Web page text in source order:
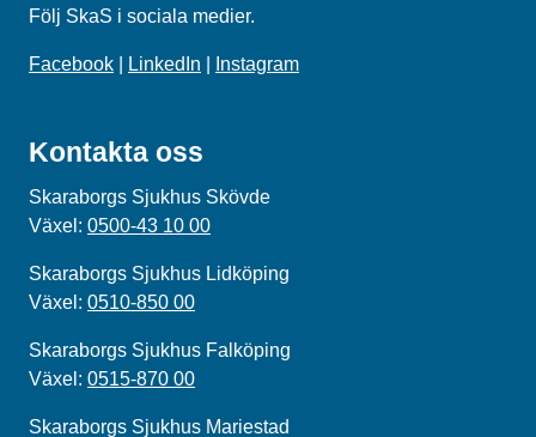
Följ SkaS i sociala medier.
Facebook LinkedIn Instagram
Kontakta oss
Skaraborgs Sjukhus Skövde
Växel: 0500-43 10 00
Skaraborgs Sjukhus Lidköping
Växel: 0510-850 00
Skaraborgs Sjukhus Falköping
Växel: 0515-870 00
Skaraborgs Sjukhus Mariestad